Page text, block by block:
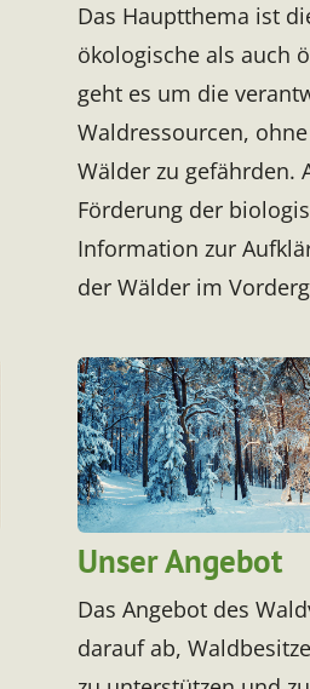
Das Hauptthema ist
ökologische als auch
geht es um die
Waldressourcen,
Wälder zu gefährden.
Förderung der
Information zur
der Wälder im
Unser Angebot
Das Angebot des
darauf ab,